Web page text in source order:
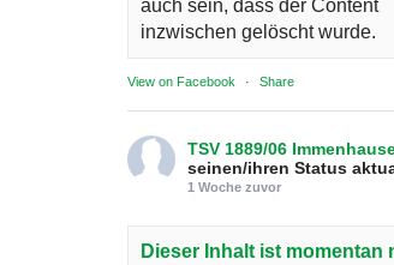
auch sein, dass der Content
inzwischen gelöscht wurde.
View on Facebook · Share
TSV 1889/06
seinen/ihren Status
1 Woche zuvor
Dieser Inhalt ist momentan